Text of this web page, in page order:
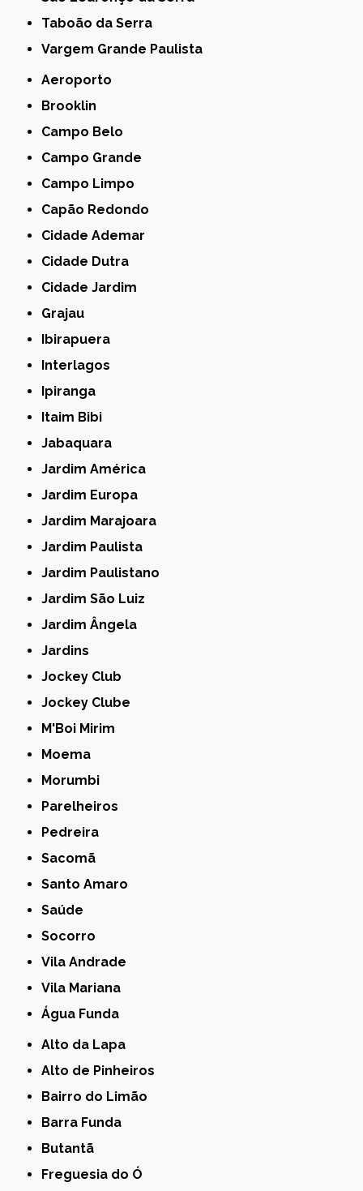
Taboão da Serra
Vargem Grande Paulista
Aeroporto
Brooklin
Campo Belo
Campo Grande
Campo Limpo
Capão Redondo
Cidade Ademar
Cidade Dutra
Cidade Jardim
Grajau
Ibirapuera
Interlagos
Ipiranga
Itaim Bibi
Jabaquara
Jardim América
Jardim Europa
Jardim Marajoara
Jardim Paulista
Jardim Paulistano
Jardim São Luiz
Jardim Ângela
Jardins
Jockey Club
Jockey Clube
M'Boi Mirim
Moema
Morumbi
Parelheiros
Pedreira
Sacomã
Santo Amaro
Saúde
Socorro
Vila Andrade
Vila Mariana
Água Funda
Alto da Lapa
Alto de Pinheiros
Bairro do Limão
Barra Funda
Butantã
Freguesia do Ó